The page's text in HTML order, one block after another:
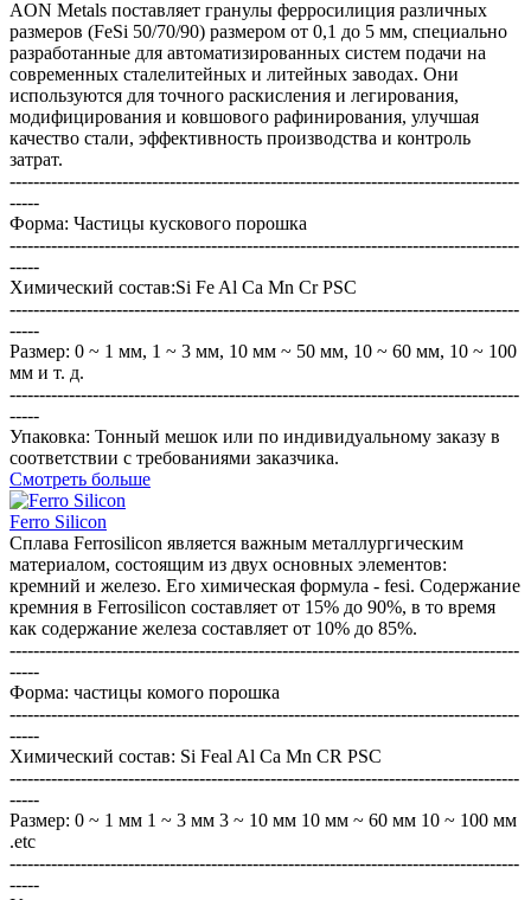
AON Metals поставляет гранулы ферросилиция различных
размеров (FeSi 50/70/90) размером от 0,1 до 5 мм, специально
разработанные для автоматизированных систем подачи на
современных сталелитейных и литейных заводах. Они
используются для точного раскисления и легирования,
модифицирования и ковшового рафинирования, улучшая
качество стали, эффективность производства и контроль
затрат.
--------------------------------------------------------------------------------------
-----
Форма: Частицы кускового порошка
--------------------------------------------------------------------------------------
-----
Химический состав:Si Fe Al Ca Mn Cr PSC
--------------------------------------------------------------------------------------
-----
Размер: 0 ~ 1 мм, 1 ~ 3 мм, 10 мм ~ 50 мм, 10 ~ 60 мм, 10 ~ 100
мм и т. д.
--------------------------------------------------------------------------------------
-----
Упаковка: Тонный мешок или по индивидуальному заказу в
соответствии с требованиями заказчика.
Смотреть больше
Ferro Silicon
Сплава Ferrosilicon является важным металлургическим
материалом, состоящим из двух основных элементов:
кремний и железо. Его химическая формула - fesi. Содержание
кремния в Ferrosilicon составляет от 15% до 90%, в то время
как содержание железа составляет от 10% до 85%.
--------------------------------------------------------------------------------------
-----
Форма: частицы комого порошка
--------------------------------------------------------------------------------------
-----
Химический состав: Si Feal Al Ca Mn CR PSC
--------------------------------------------------------------------------------------
-----
Размер: 0 ~ 1 мм 1 ~ 3 мм 3 ~ 10 мм 10 мм ~ 60 мм 10 ~ 100 мм
.etc
--------------------------------------------------------------------------------------
-----